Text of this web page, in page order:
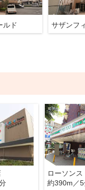
ルド サザンフ
ローソン
約390m／